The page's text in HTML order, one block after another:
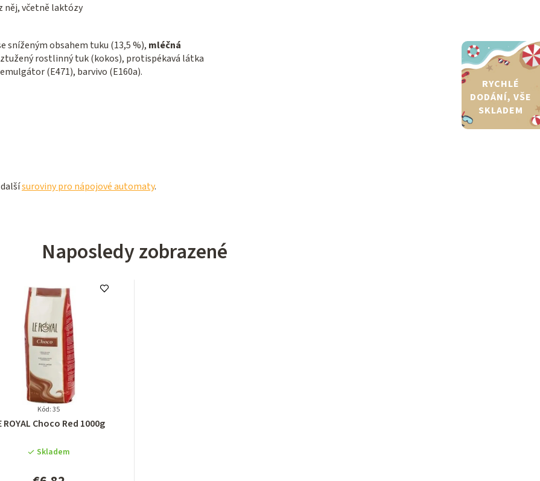
něj, včetně laktózy
sníženým obsahem tuku (13,5 %), mléčná
rostlinný tuk (kokos), protispékavá látka
(E471), barvivo (E160a).
suroviny pro nápojové automaty.
Naposledy zobrazené
Kód: 35
Priemerné
produktu
5,0
ROYAL Choco Red 1000g
Skladem
RYCHLÉ
DODÁNÍ, VŠE
SKLADEM